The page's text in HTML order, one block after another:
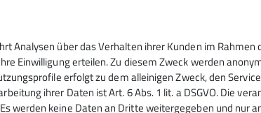
Analysen über das Verhalten ihrer Kunden im
Einwilligung erteilen. Zu diesem Zweck werden
erfolgt zu dem alleinigen Zweck, den
ihrer Daten ist Art. 6 Abs. 1 lit. a DSGVO. Die
werden keine Daten an Dritte weitergegeben und nur